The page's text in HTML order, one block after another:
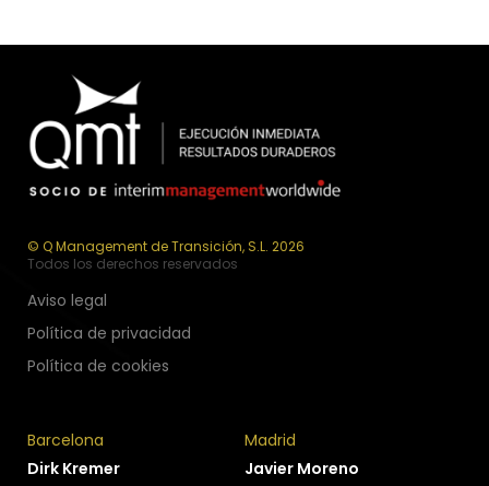
© Q Management de Transición, S.L. 2026
Todos los derechos reservados
Aviso legal
Política de privacidad
Política de cookies
Barcelona
Dirk Kremer
Madrid
Javier Moreno